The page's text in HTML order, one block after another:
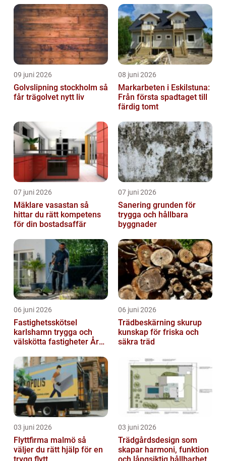
09 juni 2026
Golvslipning stockholm så
får trägolvet nytt liv
08 juni 2026
Markarbeten i Eskilstuna:
Från första spadtaget till
färdig tomt
07 juni 2026
Mäklare vasastan så
hittar du rätt kompetens
för din bostadsaffär
07 juni 2026
Sanering grunden för
trygga och hållbara
byggnader
06 juni 2026
Fastighetsskötsel
karlshamn trygga och
välskötta fastigheter Året
06 juni 2026
Trädbeskärning skurup
kunskap för friska och
säkra träd
03 juni 2026
Flyttfirma malmö så
väljer du rätt hjälp för en
03 juni 2026
Trädgårdsdesign som
skapar harmoni, funktion